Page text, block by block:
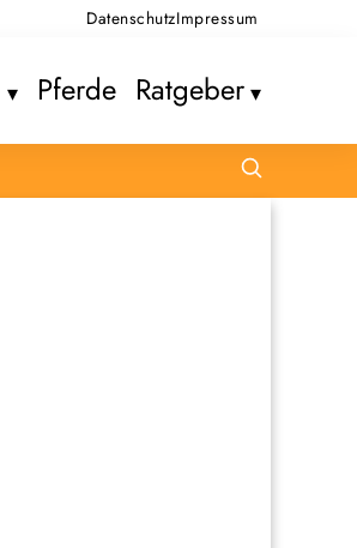
DatenschutzImpressum
Pferde Ratgeber